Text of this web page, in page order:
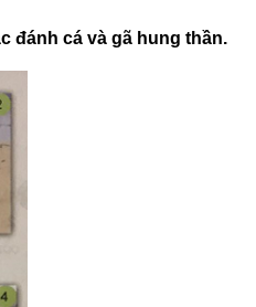
đánh cá và gã hung thần.